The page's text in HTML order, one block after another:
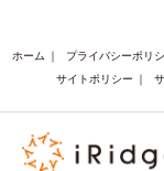
ホーム プライバシーポリ
サイトポリシー